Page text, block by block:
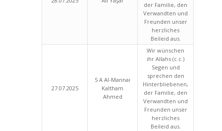
der Familie, den
Verwandten und
Freunden unser
herzliches
Beileid aus.
27.07.2025
S A Al-Mannai
Kaltham
Ahmed
Wir wünschen
ihr Allahs (c.c.)
Segen und
sprechen den
Hinterbliebenen,
der Familie, den
Verwandten und
Freunden unser
herzliches
Beileid aus.